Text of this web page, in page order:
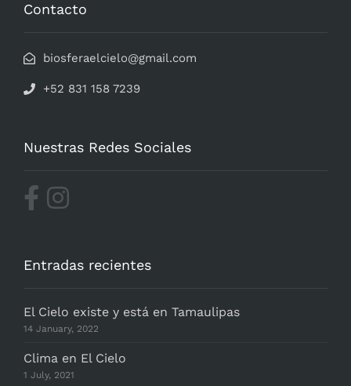
Contacto
biosferaelcielo@gmail.com
+52 831 158 7239
Nuestras Redes Sociales
Entradas recientes
El Cielo existe y está en Tamaulipas
14 January, 2022
Clima en El Cielo
1 July, 2021